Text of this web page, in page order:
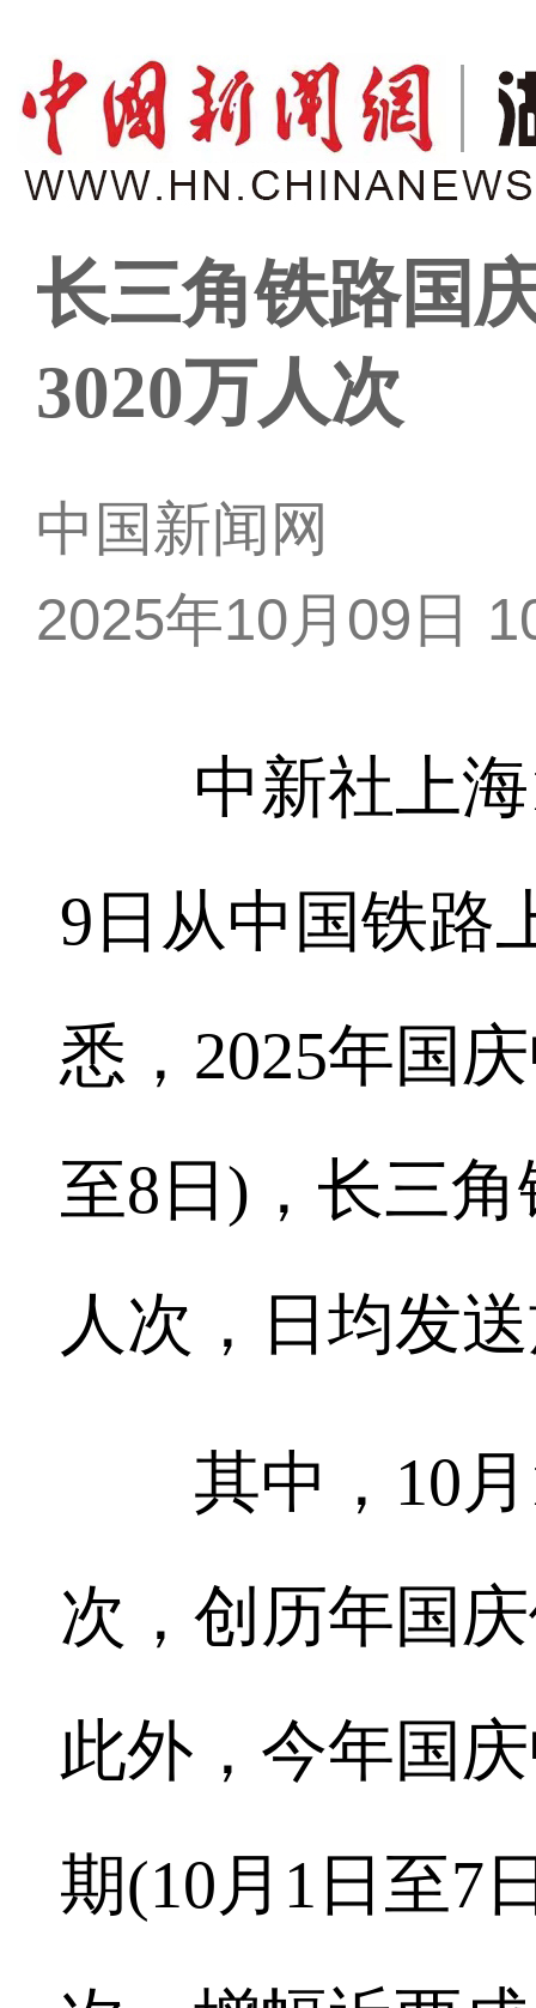
长三角铁路国
3020万人次
中国新闻网
2025年10月09日
中新社上海
9日从中国铁路
悉，2025年国
至8日)，长三
人次，日均发
其中，10月1
次，创历年国
此外，今年国
期(10月1日至7